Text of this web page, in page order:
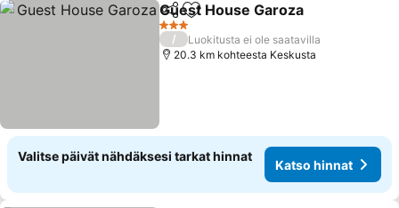
Jaa Lisää suosikkeihin
Guest House Garoza
3 Tähtiluokitus
/
Luokitusta ei ole saatavilla
20.3 km kohteesta Keskusta
Valitse päivät nähdäksesi tarkat hinnat
Katso hinnat